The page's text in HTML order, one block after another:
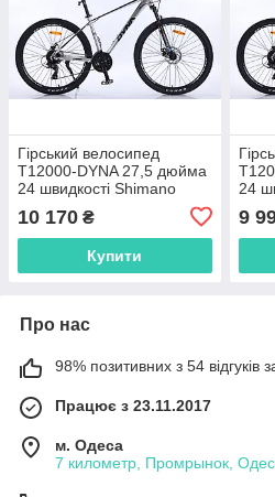
Гірський велосипед
T12000-DYNA 27,5 дюйма
24 швидкості Shimano
дюймів
10 170 ₴
Купити
24
9
Про нас
98% позитивних з 54 відгуків
Працює з 23.11.2017
м. Одеса
7 километр, Промрынок,